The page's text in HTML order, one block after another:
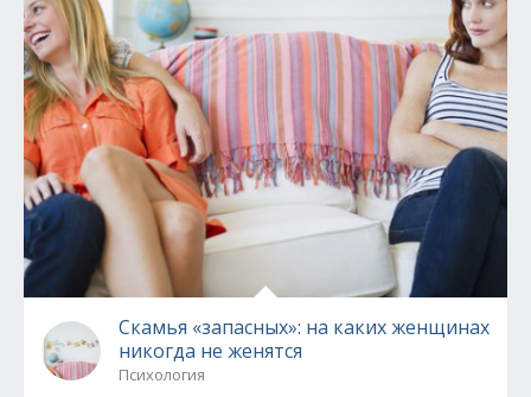
Скамья «запасных»: на каких женщинах
никогда не женятся
Психология